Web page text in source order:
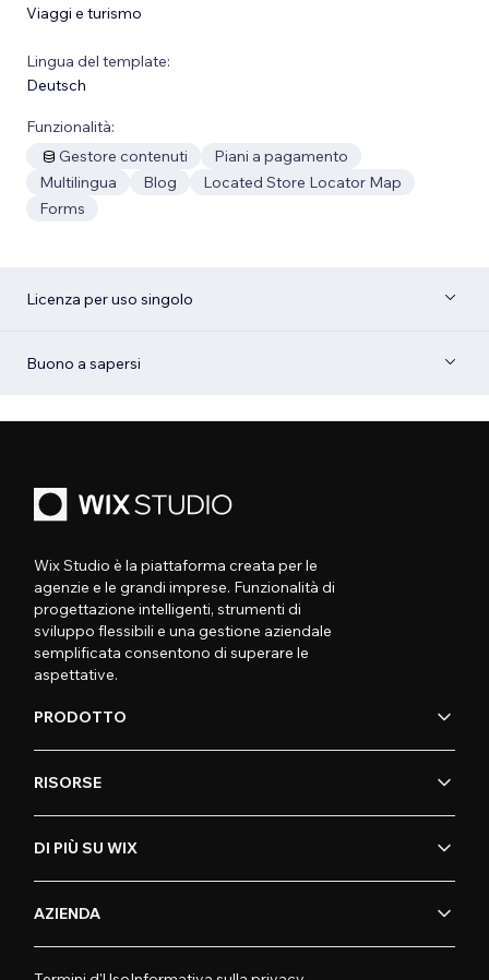
Viaggi e turismo
Lingua del template:
Deutsch
Funzionalità:
Gestore contenuti
Piani a pagamento
Multilingua
Blog
Located Store Locator Map
Forms
Licenza per uso singolo
Buono a sapersi
Wix Studio è la piattaforma creata per le
agenzie e le grandi imprese. Funzionalità di
progettazione intelligenti, strumenti di
sviluppo flessibili e una gestione aziendale
semplificata consentono di superare le
aspettative.
PRODOTTO
RISORSE
DI PIÙ SU WIX
AZIENDA